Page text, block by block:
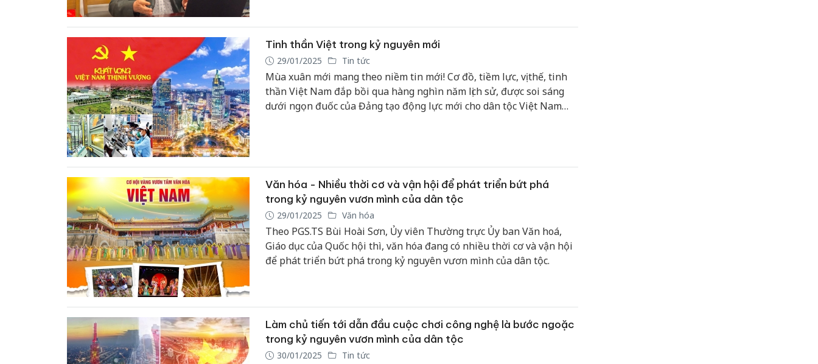
Tinh thần Việt trong kỷ nguyên mới
29/01/2025 Tin tức
Mùa xuân mới mang theo niềm tin mới! Cơ đồ, tiềm lực, vị thế, tinh
thần Việt Nam đắp bồi qua hàng nghìn năm lịch sử, được soi sáng
dưới ngọn đuốc của Đảng tạo động lực mới cho dân tộc Việt Nam
Văn hóa - Nhiều thời cơ và vận hội để phát triển bứt phá
trong kỷ nguyên vươn mình của dân tộc
29/01/2025 Văn hóa
Theo PGS.TS Bùi Hoài Sơn, Ủy viên Thường trực Ủy ban Văn hoá,
Giáo dục của Quốc hội thì, văn hóa đang có nhiều thời cơ và vận hội
để phát triển bứt phá trong kỷ nguyên vươn mình của dân tộc.
Làm chủ tiến tới dẫn đầu cuộc chơi công nghệ là bước ngoặc
trong kỷ nguyên vươn mình của dân tộc
30/01/2025 Tin tức